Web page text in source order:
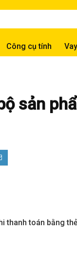
Công cụ tính
sản
thanh toán bằng